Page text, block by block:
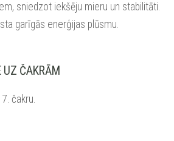
sniedzot iekšēju mieru un stabilitāti.
garīgās enerģijas plūsmu.
UZ ČAKRĀM
čakru.